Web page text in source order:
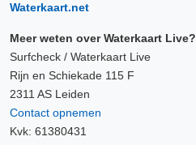
Waterkaart.net
Meer weten over Waterkaart Live?
Surfcheck / Waterkaart Live
Rijn en Schiekade 115 F
2311 AS Leiden
Contact opnemen
Kvk: 61380431